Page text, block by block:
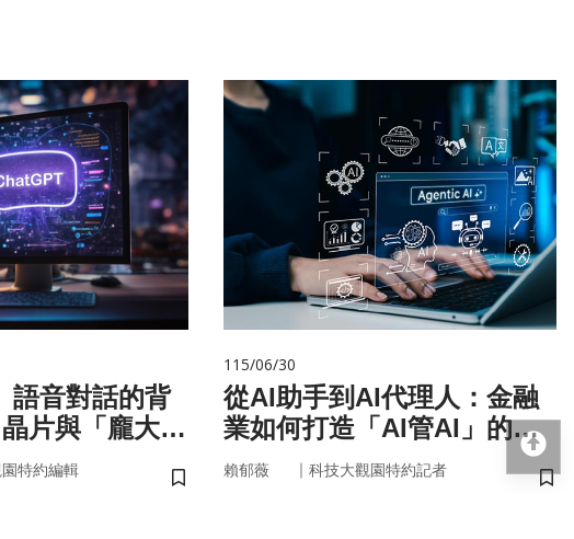
語音對話的背
片與「龐大算
特約編輯
儲存書籤
115/06/30
從AI助手到AI代理人：金融
業如何打造「AI管AI」的新
治理模式？
賴郁薇 ｜ 科技大觀園特約記者
儲
回